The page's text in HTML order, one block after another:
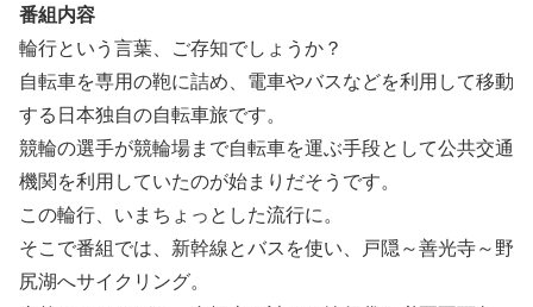
番組内容
輪行という言葉、ご存知でしょうか？
自転車を専用の鞄に詰め、電車やバスなどを利用して移動
する日本独自の自転車旅です。
競輪の選手が競輪場まで自転車を運ぶ手段として公共交通
機関を利用していたのが始まりだそうです。
この輪行、いまちょっとした流行に。
そこで番組では、新幹線とバスを使い、戸隠～善光寺～野
尻湖へサイクリング。